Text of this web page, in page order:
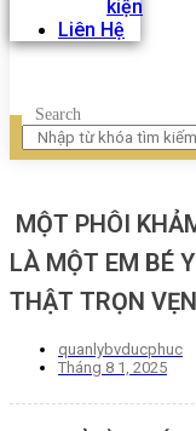
kiện
Liên Hệ
Search
MỘT PHÔI
LÀ MỘT EM BÉ
THẬT TRỌN VẸN
quanlybvducphuc
Tháng 8 1, 2025